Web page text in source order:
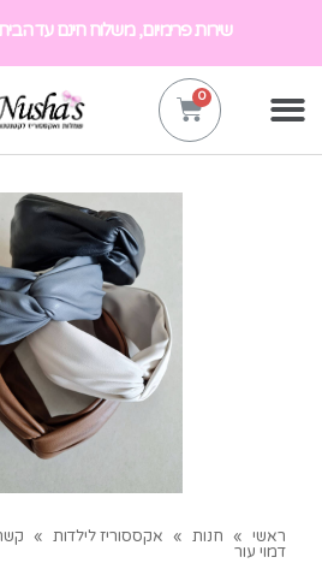
שירות פרימיום, משלוח חינם עד הבית
ראשי » חנות » אקססוריז לילדות »
דמוי עור